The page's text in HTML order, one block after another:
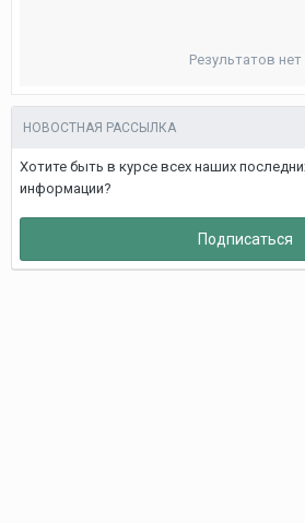
Результатов нет
НОВОСТНАЯ РАССЫЛКА
Хотите быть в курсе всех наших
информации?
Подписаться